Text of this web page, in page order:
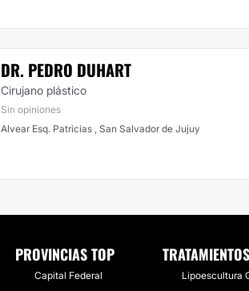
DR. PEDRO DUHART
Cirujano plástico
Sin opiniones
Alvear Esq. Patricias , San Salvador de Jujuy
PROVINCIAS TOP
Capital Federal
Lipoescultura